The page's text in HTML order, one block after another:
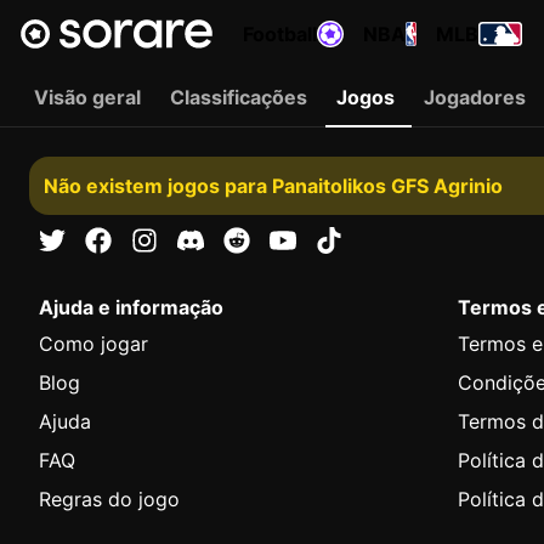
Visão geral Classificações Jogos Jogadores
Não existem jogos para Panaitolikos GFS Agrinio
Ajuda e informação
Como jogar
Blog
Ajuda
FAQ
Regras do jogo
Termos
Termos
Termos
Política
Política